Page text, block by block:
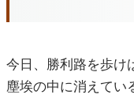
今日、勝利路を歩け
塵埃の中に消えてい